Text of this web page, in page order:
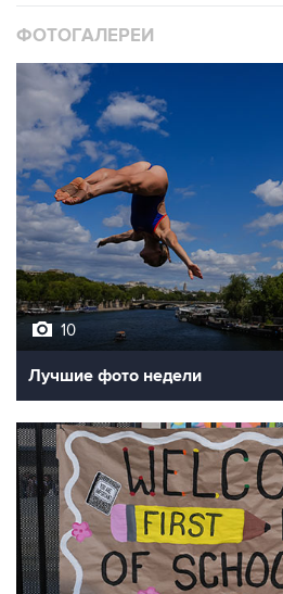
ФОТОГАЛЕРЕИ
10
Лучшие фото недели